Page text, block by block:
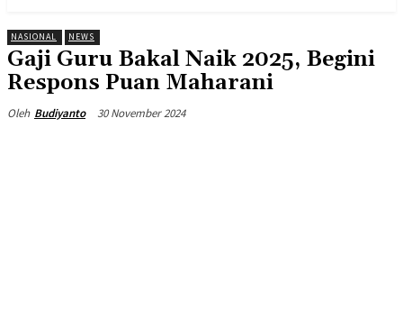
NASIONAL NEWS
Gaji Guru Bakal Naik 2025, Begini
Respons Puan Maharani
Oleh Budiyanto 30 November 2024